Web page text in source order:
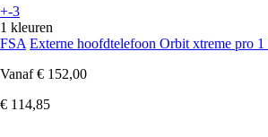
+-3
1 kleuren
FSA Externe hoofdtelefoon Orbit xtreme pro 1
Vanaf € 152,00
€ 114,85